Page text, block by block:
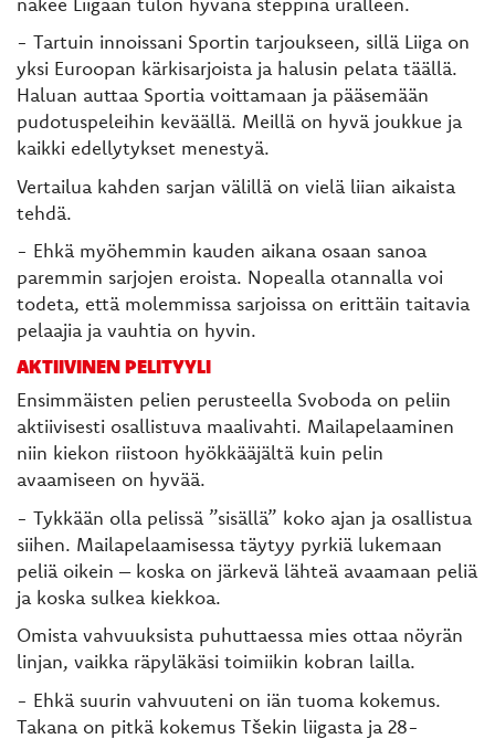
- Tartuin innoissani Sportin tarjoukseen, sillä Liiga on
yksi Euroopan kärkisarjoista ja halusin pelata täällä.
Haluan auttaa Sportia voittamaan ja pääsemään
pudotuspeleihin keväällä. Meillä on hyvä joukkue ja
kaikki edellytykset menestyä.
Vertailua kahden sarjan välillä on vielä liian aikaista
tehdä.
- Ehkä myöhemmin kauden aikana osaan sanoa
paremmin sarjojen eroista. Nopealla otannalla voi
todeta, että molemmissa sarjoissa on erittäin taitavia
pelaajia ja vauhtia on hyvin.
AKTIIVINEN PELITYYLI
Ensimmäisten pelien perusteella Svoboda on peliin
aktiivisesti osallistuva maalivahti. Mailapelaaminen
niin kiekon riistoon hyökkääjältä kuin pelin
avaamiseen on hyvää.
- Tykkään olla pelissä ”sisällä” koko ajan ja osallistua
siihen. Mailapelaamisessa täytyy pyrkiä lukemaan
peliä oikein – koska on järkevä lähteä avaamaan peliä
ja koska sulkea kiekkoa.
Omista vahvuuksista puhuttaessa mies ottaa nöyrän
linjan, vaikka räpyläkäsi toimiikin kobran lailla.
- Ehkä suurin vahvuuteni on iän tuoma kokemus.
Takana on pitkä kokemus Tšekin liigasta ja 28-